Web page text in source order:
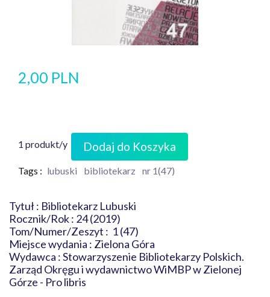
2,00 PLN
1 produkt/y Dodaj do Koszyka
Tags : lubuski bibliotekarz nr 1(47)
Tytuł : Bibliotekarz Lubuski
Rocznik/Rok : 24 (2019)
Tom/Numer/Zeszyt : 1 (47)
Miejsce wydania : Zielona Góra
Wydawca : Stowarzyszenie Bibliotekarzy Polskich.
Zarząd Okręgu i wydawnictwo WiMBP w Zielonej
Górze - Pro libris